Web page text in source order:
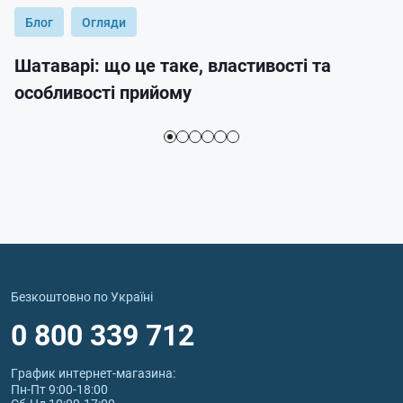
Блог Огляди
Шатаварі: що це таке, властивості та
особливості прийому
Безкоштовно по Україні
0 800 339 712
График интернет‑магазина:
Пн-Пт 9:00-18:00